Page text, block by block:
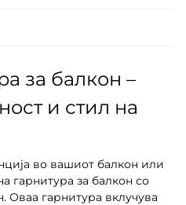
за балкон –
и стил на
во вашиот балкон или
гарнитура за балкон со
Оваа гарнитура вклучува